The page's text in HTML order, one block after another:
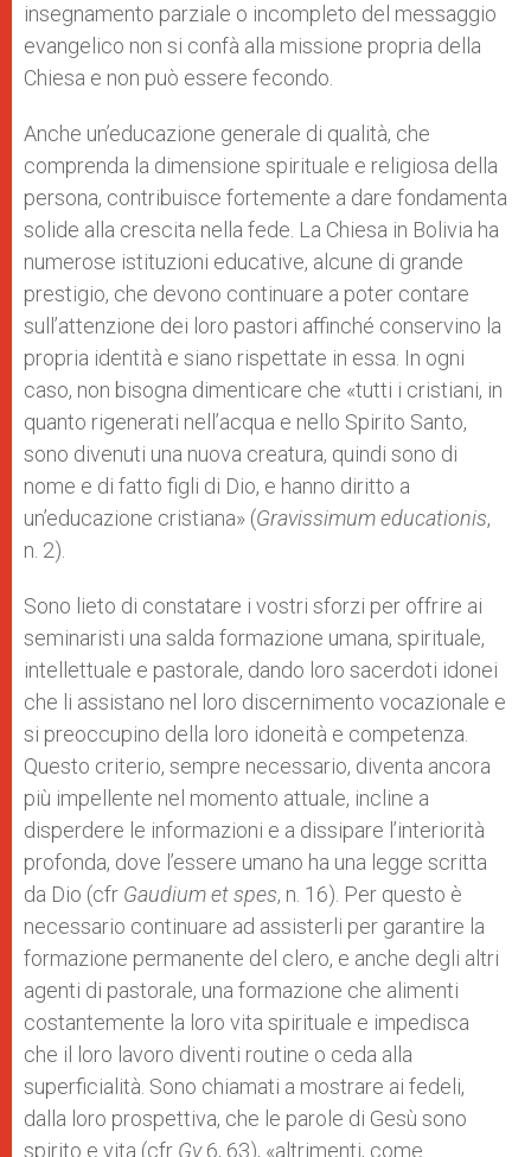
insegnamento parziale o incompleto del messaggio
evangelico non si confà alla missione propria della
Chiesa e non può essere fecondo.
Anche un’educazione generale di qualità, che
comprenda la dimensione spirituale e religiosa della
persona, contribuisce fortemente a dare fondamenta
solide alla crescita nella fede. La Chiesa in Bolivia ha
numerose istituzioni educative, alcune di grande
prestigio, che devono continuare a poter contare
sull’attenzione dei loro pastori affinché conservino la
propria identità e siano rispettate in essa. In ogni
caso, non bisogna dimenticare che «tutti i cristiani, in
quanto rigenerati nell’acqua e nello Spirito Santo,
sono divenuti una nuova creatura, quindi sono di
nome e di fatto figli di Dio, e hanno diritto a
un’educazione cristiana» (Gravissimum educationis,
n. 2).
Sono lieto di constatare i vostri sforzi per offrire ai
seminaristi una salda formazione umana, spirituale,
intellettuale e pastorale, dando loro sacerdoti idonei
che li assistano nel loro discernimento vocazionale e
si preoccupino della loro idoneità e competenza.
Questo criterio, sempre necessario, diventa ancora
più impellente nel momento attuale, incline a
disperdere le informazioni e a dissipare l’interiorità
profonda, dove l’essere umano ha una legge scritta
da Dio (cfr Gaudium et spes, n. 16). Per questo è
necessario continuare ad assisterli per garantire la
formazione permanente del clero, e anche degli altri
agenti di pastorale, una formazione che alimenti
costantemente la loro vita spirituale e impedisca
che il loro lavoro diventi routine o ceda alla
superficialità. Sono chiamati a mostrare ai fedeli,
dalla loro prospettiva, che le parole di Gesù sono
spirito e vita (cfr Gv6, 63), «altrimenti, come